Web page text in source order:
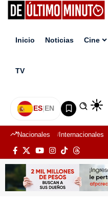
Inicio Noticias Cine
TV
ES|EN
Nacionales Internacionales